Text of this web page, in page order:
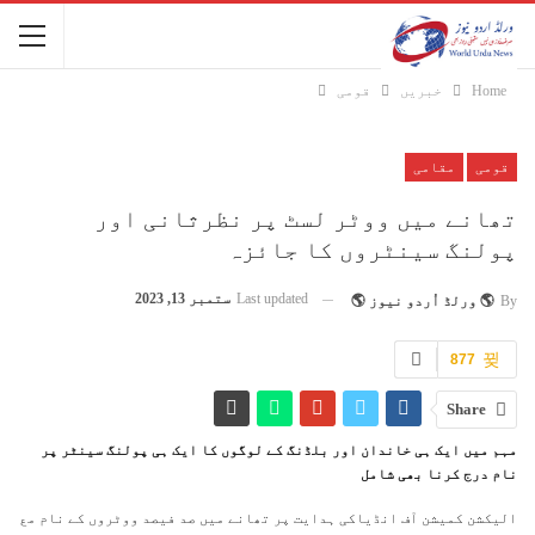
Home خبریں قومی
قومی مقامی
تھانے میں ووٹر لسٹ پر نظرثانی اور
پولنگ سینٹروں کا جائزہ
By 🌎 ورلڈ اُردو نیوز 🌎 Last updated ستمبر 13, 2023
877
Share
مہم میں ایک ہی خاندان اور بلڈنگ کے لوگوں کا ایک ہی پولنگ سینٹر پر
نام درج کرنا بھی شامل
الیکشن کمیشن آف انڈیاکی ہدایت پر تھانے میں صد فیصد ووٹروں کے نام مع